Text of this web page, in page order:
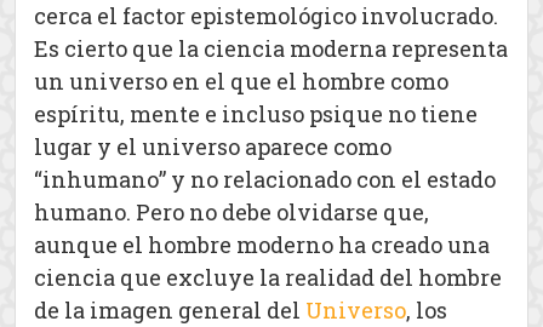
cerca el factor epistemológico involucrado.
Es cierto que la ciencia moderna representa
un universo en el que el hombre como
espíritu, mente e incluso psique no tiene
lugar y el universo aparece como
“inhumano” y no relacionado con el estado
humano. Pero no debe olvidarse que,
aunque el hombre moderno ha creado una
ciencia que excluye la realidad del hombre
de la imagen general del Universo, los